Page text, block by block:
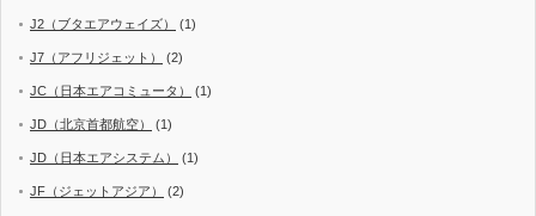
J2（ブタエアウェイズ） (1)
J7（アフリジェット） (2)
JC（日本エアコミュータ） (1)
JD（北京首都航空） (1)
JD（日本エアシステム） (1)
JF（ジェットアジア） (2)